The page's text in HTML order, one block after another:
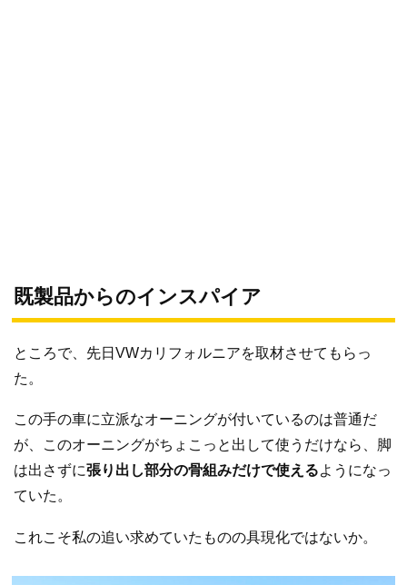
既製品からのインスパイア
ところで、先日VWカリフォルニアを取材させてもらっ
た。
この手の車に立派なオーニングが付いているのは普通だ
が、このオーニングがちょこっと出して使うだけなら、脚
は出さずに張り出し部分の骨組みだけで使えるようになっ
ていた。
これこそ私の追い求めていたものの具現化ではないか。